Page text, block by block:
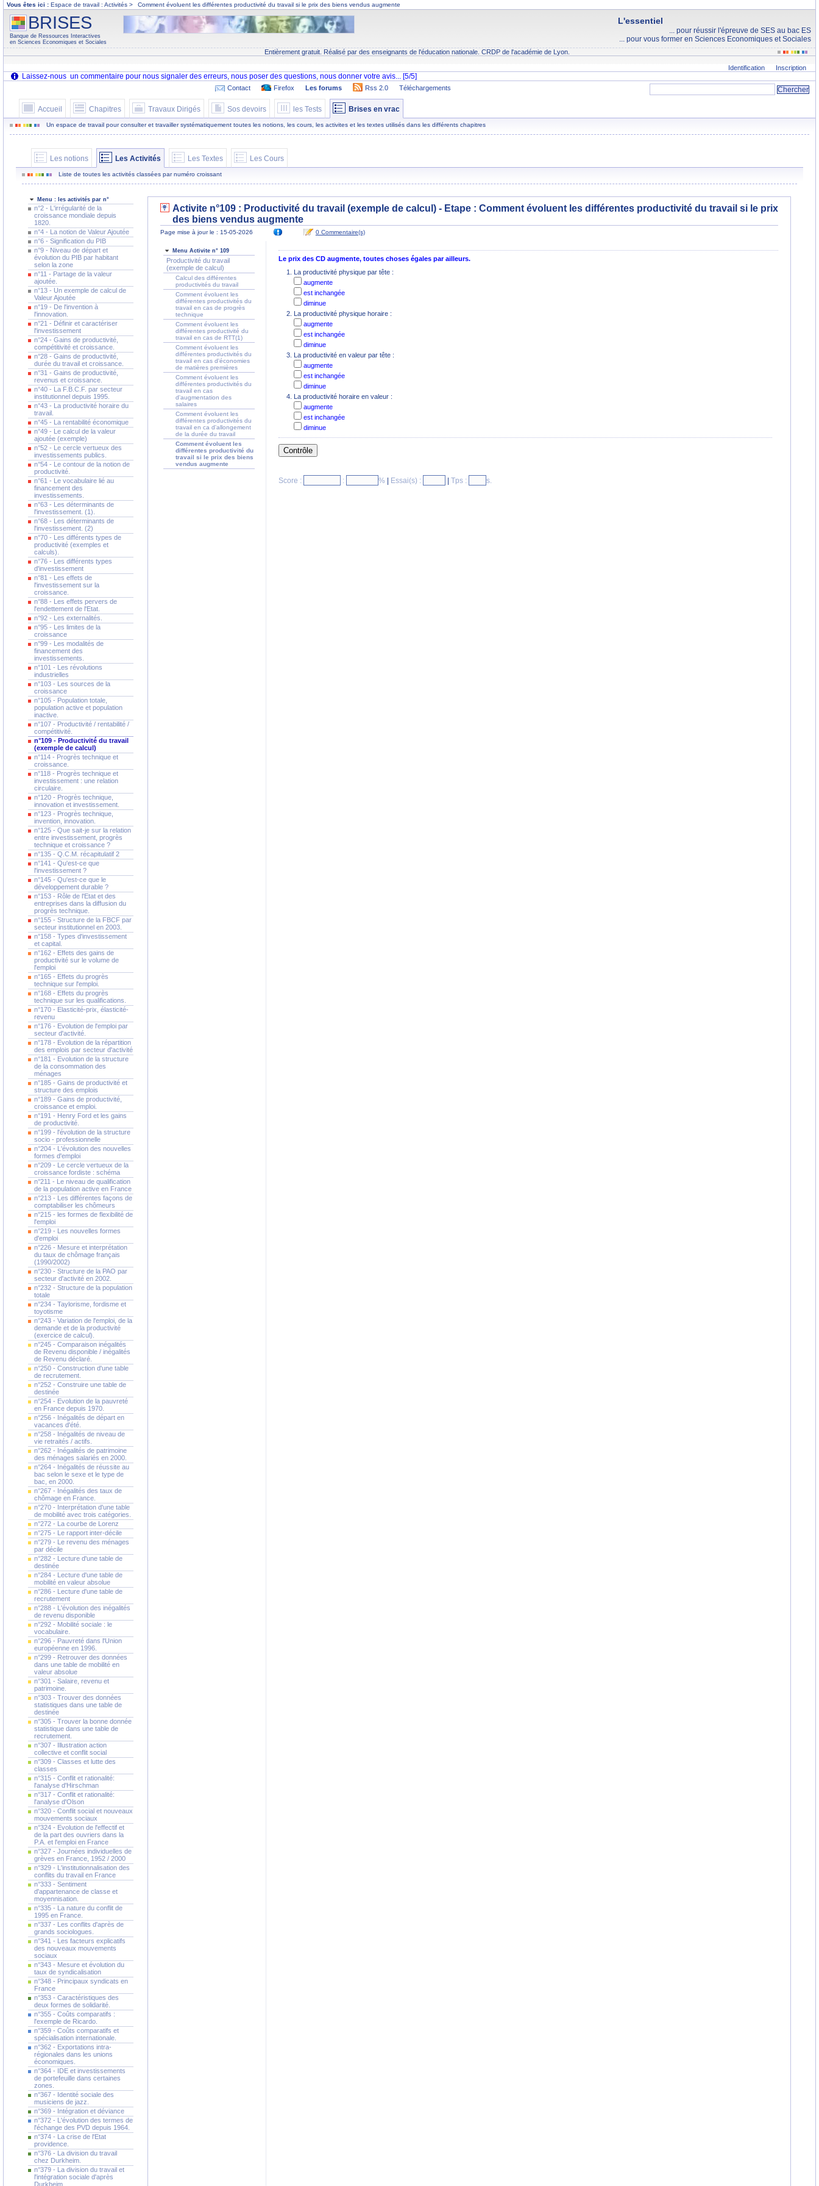
Vous êtes ici : Espace de travail : Activités > Comment évoluent les différentes productivité du travail si le prix des biens vendus augmente
L'essentiel
... pour réussir l'épreuve de SES au bac ES
... pour vous former en Sciences Economiques et Sociales
BRISES
Banque de Ressources Interactives
en Sciences Economiques et Sociales
Entièrement gratuit. Réalisé par des enseignants de l'éducation nationale. CRDP de l'académie de Lyon.
Identification Inscription
Contact Firefox Les forums Rss 2.0 Téléchargements
Accueil Chapitres Travaux Dirigés Sos devoirs les Tests Brises en vrac
Un espace de travail pour consulter et travailler systématiquement toutes les notions, les cours, les activites et les textes utilisés dans les différents chapitres
Les notions Les Activités Les Textes Les Cours
Liste de toutes les activités classées par numéro croissant
Menu : les activités par n°
n°2 - L'irrégularité de la
croissance mondiale depuis
1820.
n°4 - La notion de Valeur Ajoutée
n°6 - Signification du PIB
n°9 - Niveau de départ et
évolution du PIB par habitant
selon la zone
n°11 - Partage de la valeur
ajoutée.
n°13 - Un exemple de calcul de
Valeur Ajoutée
n°19 - De l'invention à
l'innovation.
n°21 - Définir et caractériser
l'investissement
n°24 - Gains de productivité,
compétitivité et croissance.
n°28 - Gains de productivité,
durée du travail et croissance.
n°31 - Gains de productivité,
revenus et croissance.
n°40 - La F.B.C.F. par secteur
institutionnel depuis 1995.
n°43 - La productivité horaire du
travail.
n°45 - La rentabilité économique
n°49 - Le calcul de la valeur
ajoutée (exemple)
n°52 - Le cercle vertueux des
investissements publics.
n°54 - Le contour de la notion de
productivité.
n°61 - Le vocabulaire lié au
financement des
investissements.
n°63 - Les déterminants de
l'investissement. (1).
n°68 - Les déterminants de
l'investissement. (2)
n°70 - Les différents types de
productivité (exemples et
calculs).
n°76 - Les différents types
d'investissement
n°81 - Les effets de
l'investissement sur la
croissance.
n°88 - Les effets pervers de
l'endettement de l'Etat.
n°92 - Les externalités.
n°95 - Les limites de la
croissance
n°99 - Les modalités de
financement des
investissements.
n°101 - Les révolutions
industrielles
n°103 - Les sources de la
croissance
n°105 - Population totale,
population active et population
inactive.
n°107 - Productivité / rentabilité /
compétitivité.
n°109 - Productivité du travail
(exemple de calcul)
n°114 - Progrès technique et
croissance.
n°118 - Progrès technique et
investissement : une relation
circulaire.
n°120 - Progrès technique,
innovation et investissement.
n°123 - Progrès technique,
invention, innovation.
n°125 - Que sait-je sur la relation
entre investissement, progrès
technique et croissance ?
n°135 - Q.C.M. récapitulatif 2
n°141 - Qu'est-ce que
l'investissement ?
n°145 - Qu'est-ce que le
développement durable ?
n°153 - Rôle de l'Etat et des
entreprises dans la diffusion du
progrès technique.
n°155 - Structure de la FBCF par
secteur institutionnel en 2003.
n°158 - Types d'investissement
et capital.
n°162 - Effets des gains de
productivité sur le volume de
l'emploi
n°165 - Effets du progrès
technique sur l'emploi.
n°168 - Effets du progrès
technique sur les qualifications.
n°170 - Elasticité-prix, élasticité-
revenu
n°176 - Evolution de l'emploi par
secteur d'activité.
n°178 - Evolution de la répartition
des emplois par secteur d'activité
n°181 - Evolution de la structure
de la consommation des
ménages
n°185 - Gains de productivité et
structure des emplois
n°189 - Gains de productivité,
croissance et emploi.
n°191 - Henry Ford et les gains
de productivité.
n°199 - l'évolution de la structure
socio - professionnelle
n°204 - L'évolution des nouvelles
formes d'emploi
n°209 - Le cercle vertueux de la
croissance fordiste : schéma
n°211 - Le niveau de qualification
de la population active en France
n°213 - Les différentes façons de
comptabiliser les chômeurs
n°215 - les formes de flexibilité de
l'emploi
n°219 - Les nouvelles formes
d'emploi
n°226 - Mesure et interprétation
du taux de chômage français
(1990/2002)
n°230 - Structure de la PAO par
secteur d'activité en 2002.
n°232 - Structure de la population
totale
n°234 - Taylorisme, fordisme et
toyotisme
n°243 - Variation de l'emploi, de la
demande et de la productivité
(exercice de calcul).
n°245 - Comparaison inégalités
de Revenu disponible / inégalités
de Revenu déclaré.
n°250 - Construction d'une table
de recrutement.
n°252 - Construire une table de
destinée
n°254 - Evolution de la pauvreté
en France depuis 1970.
n°256 - Inégalités de départ en
vacances d'été.
n°258 - Inégalités de niveau de
vie retraités / actifs.
n°262 - Inégalités de patrimoine
des ménages salariés en 2000.
n°264 - Inégalités de réussite au
bac selon le sexe et le type de
bac, en 2000.
n°267 - Inégalités des taux de
chômage en France.
n°270 - Interprétation d'une table
de mobilité avec trois catégories.
n°272 - La courbe de Lorenz
n°275 - Le rapport inter-décile
n°279 - Le revenu des ménages
par décile
n°282 - Lecture d'une table de
destinée
n°284 - Lecture d'une table de
mobilité en valeur absolue
n°286 - Lecture d'une table de
recrutement
n°288 - L'évolution des inégalités
de revenu disponible
n°292 - Mobilité sociale : le
vocabulaire.
n°296 - Pauvreté dans l'Union
européenne en 1996.
n°299 - Retrouver des données
dans une table de mobilité en
valeur absolue
n°301 - Salaire, revenu et
patrimoine.
n°303 - Trouver des données
statistiques dans une table de
destinée
n°305 - Trouver la bonne donnée
statistique dans une table de
recrutement.
n°307 - Illustration action
collective et conflit social
n°309 - Classes et lutte des
classes
n°315 - Conflit et rationalité:
l'analyse d'Hirschman
n°317 - Conflit et rationalité:
l'analyse d'Olson
n°320 - Conflit social et nouveaux
mouvements sociaux
n°324 - Evolution de l'effectif et
de la part des ouvriers dans la
P.A. et l'emploi en France
n°327 - Journées individuelles de
grèves en France, 1952 / 2000
n°329 - L'institutionnalisation des
conflits du travail en France
n°333 - Sentiment
d'appartenance de classe et
moyennisation.
n°335 - La nature du conflit de
1995 en France.
n°337 - Les conflits d'après de
grands sociologues.
n°341 - Les facteurs explicatifs
des nouveaux mouvements
sociaux
n°343 - Mesure et évolution du
taux de syndicalisation
n°348 - Principaux syndicats en
France
n°353 - Caractéristiques des
deux formes de solidarité.
n°355 - Coûts comparatifs :
l'exemple de Ricardo.
n°359 - Coûts comparatifs et
spécialisation internationale.
n°362 - Exportations intra-
régionales dans les unions
économiques.
n°364 - IDE et investissements
de portefeuille dans certaines
zones.
n°367 - Identité sociale des
musiciens de jazz.
n°369 - Intégration et déviance
n°372 - L'évolution des termes de
l'échange des PVD depuis 1964.
n°374 - La crise de l'Etat
providence.
n°376 - La division du travail
chez Durkheim.
n°379 - La division du travail et
l'intégration sociale d'après
Durkheim.
Activite n°109 : Productivité du travail (exemple de calcul) - Etape : Comment évoluent les différentes productivité du travail si le prix
des biens vendus augmente
Page mise à jour le : 15-05-2026 0 Commentaire(s)
Menu Activite n° 109
Productivité du travail
(exemple de calcul)
Calcul des différentes
productivités du travail
Comment évoluent les
différentes productivités du
travail en cas de progrès
technique
Comment évoluent les
différentes productivité du
travail en cas de RTT(1)
Comment évoluent les
différentes productivités du
travail en cas d'économies
de matières premières
Comment évoluent les
différentes productivités du
travail en cas
d'augmentation des
salaires
Comment évoluent les
différentes productivités du
travail en ca d'allongement
de la durée du travail
Comment évoluent les
différentes productivité du
travail si le prix des biens
vendus augmente
Le prix des CD augmente, toutes choses égales par ailleurs.
La productivité physique par tête :
augmente
est inchangée
diminue
La productivité physique horaire :
augmente
est inchangée
diminue
La productivité en valeur par tête :
augmente
est inchangée
diminue
La productivité horaire en valeur :
augmente
est inchangée
diminue
Score : : % Essai(s) : Tps : s.